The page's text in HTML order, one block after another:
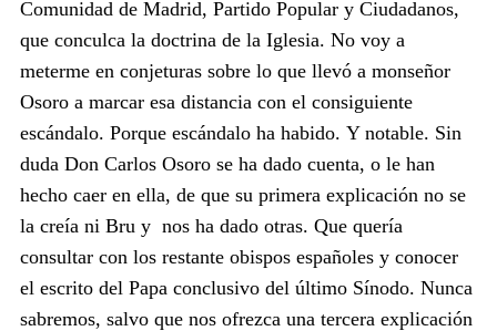
Comunidad de Madrid, Partido Popular y Ciudadanos,
que conculca la doctrina de la Iglesia. No voy a
meterme en conjeturas sobre lo que llevó a monseñor
Osoro a marcar esa distancia con el consiguiente
escándalo. Porque escándalo ha habido. Y notable. Sin
duda Don Carlos Osoro se ha dado cuenta, o le han
hecho caer en ella, de que su primera explicación no se
la creía ni Bru y nos ha dado otras. Que quería
consultar con los restante obispos españoles y conocer
el escrito del Papa conclusivo del último Sínodo. Nunca
sabremos, salvo que nos ofrezca una tercera explicación